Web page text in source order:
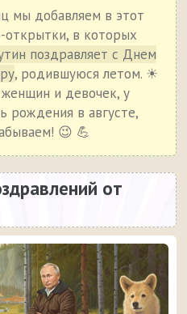
мы добавляем в этот
открытки, в которых
поздравляет с Днем
, родившуюся летом. ☀
и девочек, у
рождения в августе,
😉 💪
от